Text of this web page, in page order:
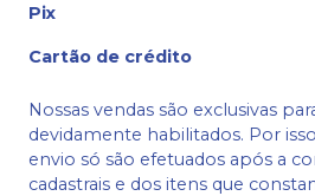
Pix
Cartão de crédito
Nossas vendas são exclusivas
devidamente habilitados. Por
envio só são efetuados após a
cadastrais e dos itens que